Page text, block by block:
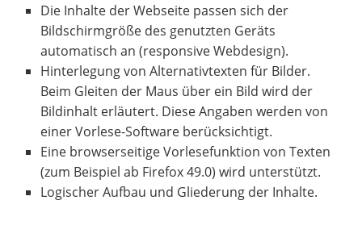
Die Inhalte der Webseite passen sich der
Bildschirmgröße des genutzten Geräts
automatisch an (responsive Webdesign).
Hinterlegung von Alternativtexten für Bilder.
Beim Gleiten der Maus über ein Bild wird der
Bildinhalt erläutert. Diese Angaben werden von
einer Vorlese-Software berücksichtigt.
Eine browserseitige Vorlesefunktion von Texten
(zum Beispiel ab Firefox 49.0) wird unterstützt.
Logischer Aufbau und Gliederung der Inhalte.